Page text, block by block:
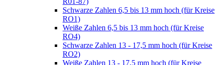
Schwarze Zahlen 6,5 bis 13 mm hoch (für Kreise
RO1)
Weiße Zahlen 6,5 bis 13 mm hoch (für Kreise
RO4)
Schwarze Zahlen 13 - 17,5 mm hoch (für Kreise
RO2)
Weiße Zahlen 13 - 17,5 mm hoch (für Kreise